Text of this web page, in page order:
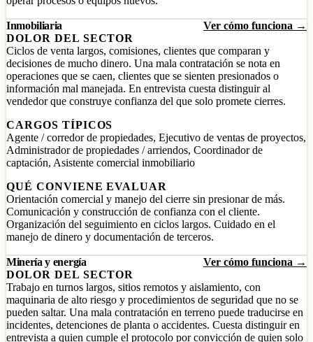
Inmobiliaria
Ver cómo funciona →
DOLOR DEL SECTOR
Ciclos de venta largos, comisiones, clientes que comparan y
decisiones de mucho dinero. Una mala contratación se nota en
operaciones que se caen, clientes que se sienten presionados o
información mal manejada. En entrevista cuesta distinguir al
vendedor que construye confianza del que solo promete cierres.
CARGOS TÍPICOS
Agente / corredor de propiedades, Ejecutivo de ventas de proyectos,
Administrador de propiedades / arriendos, Coordinador de
captación, Asistente comercial inmobiliario
QUÉ CONVIENE EVALUAR
Orientación comercial y manejo del cierre sin presionar de más.
Comunicación y construcción de confianza con el cliente.
Organización del seguimiento en ciclos largos. Cuidado en el
manejo de dinero y documentación de terceros.
Minería y energía
Ver cómo funciona →
DOLOR DEL SECTOR
Trabajo en turnos largos, sitios remotos y aislamiento, con
maquinaria de alto riesgo y procedimientos de seguridad que no se
pueden saltar. Una mala contratación en terreno puede traducirse en
incidentes, detenciones de planta o accidentes. Cuesta distinguir en
entrevista a quien cumple el protocolo por convicción de quien solo